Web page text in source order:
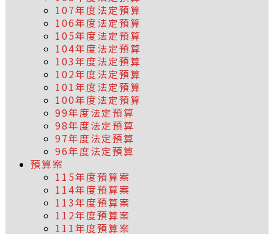
107年度法定預算
106年度法定預算
105年度法定預算
104年度法定預算
103年度法定預算
102年度法定預算
101年度法定預算
100年度法定預算
99年度法定預算
98年度法定預算
97年度法定預算
96年度法定預算
預算案
115年度預算案
114年度預算案
113年度預算案
112年度預算案
111年度預算案